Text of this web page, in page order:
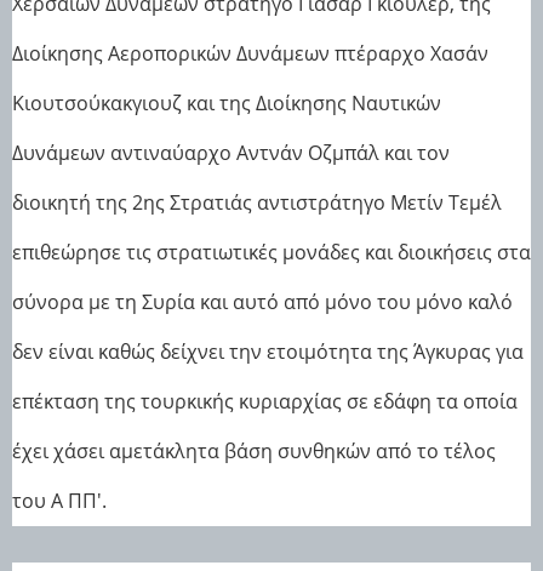
Διοίκησης Αεροπορικών Δυνάμεων πτέραρχο Χασάν
Κιουτσούκακγιουζ και της Διοίκησης Ναυτικών
Δυνάμεων αντιναύαρχο Αντνάν Οζμπάλ και τον
διοικητή της 2ης Στρατιάς αντιστράτηγο Μετίν Τεμέλ
επιθεώρησε τις στρατιωτικές μονάδες και διοικήσεις στα
σύνορα με τη Συρία και αυτό από μόνο του μόνο καλό
δεν είναι καθώς δείχνει την ετοιμότητα της Άγκυρας για
επέκταση της τουρκικής κυριαρχίας σε εδάφη τα οποία
έχει χάσει αμετάκλητα βάση συνθηκών από το τέλος
του Α ΠΠ'.